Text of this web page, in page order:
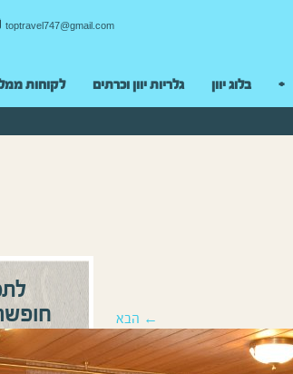
toptravel747@gmail.com
בלוג יוון גלריות יוון וכרתים לקוחות
← הבא